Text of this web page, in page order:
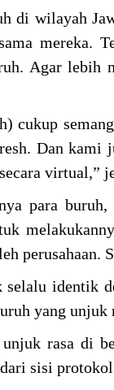
di wilayah
mereka.
Agar lebih
cukup
Dan kami
virtual,”
para
perusahaan.
identik
yang unjuk
rasa di
sisi protokol